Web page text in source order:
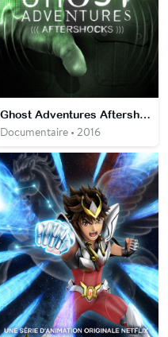
Ghost Adventures Aftershocks
Documentaire • 2016